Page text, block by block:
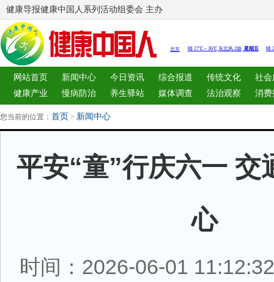
健康导报健康中国人系列活动组委会 主办
网站首页 新闻中心 今日资讯 综合报道 传统文化
社会
健康产业
慢病防治 养生驿站 媒体调查 法治观察
消费
您当前的位置： 首页 > 新闻中心
平安“童”行庆六一 交
心
时间：2026-06-01